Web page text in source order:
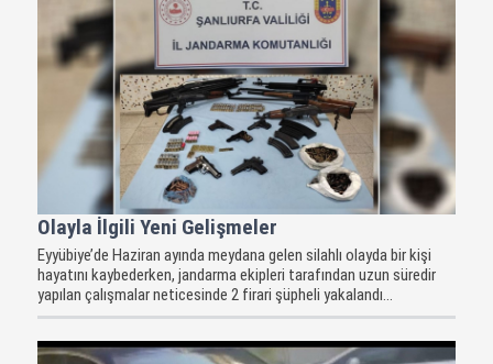
Olayla İlgili Yeni Gelişmeler
Eyyübiye’de Haziran ayında meydana gelen silahlı olayda bir kişi
hayatını kaybederken, jandarma ekipleri tarafından uzun süredir
yapılan çalışmalar neticesinde 2 firari şüpheli yakalandı...